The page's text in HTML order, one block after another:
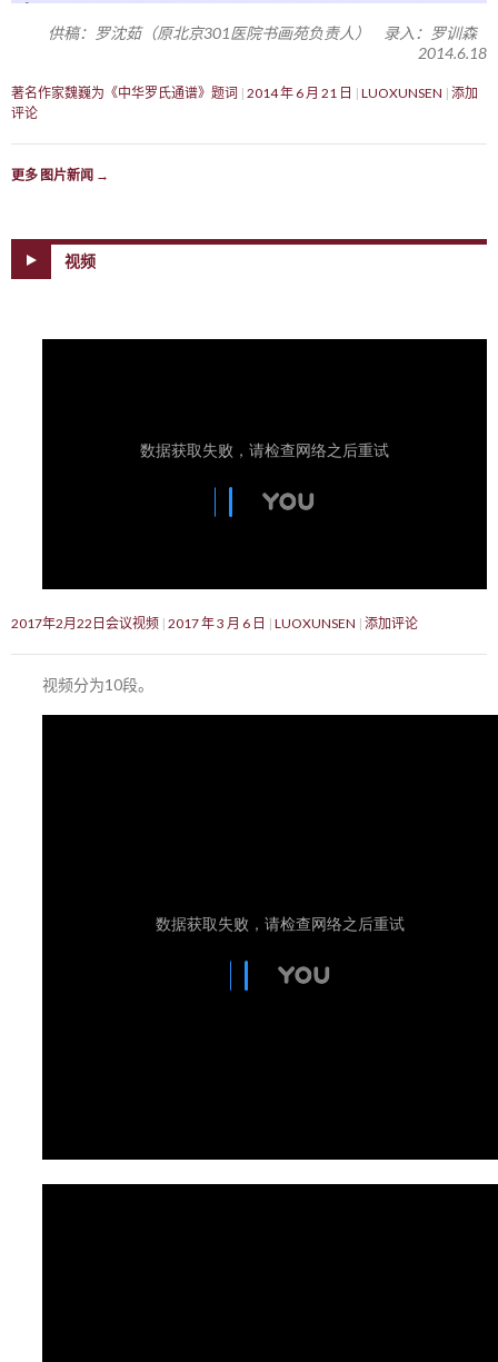
供稿：罗沈茹（原北京301医院书画苑负责人） 录入：罗训森
2014.6.18
著名作家魏巍为《中华罗氏通谱》题词 2014 年 6 月 21 日 LUOXUNSEN 添加
评论
更多 图片新闻 →
视频
2017年2月22日会议视频 2017 年 3 月 6 日 LUOXUNSEN 添加评论
视频分为10段。